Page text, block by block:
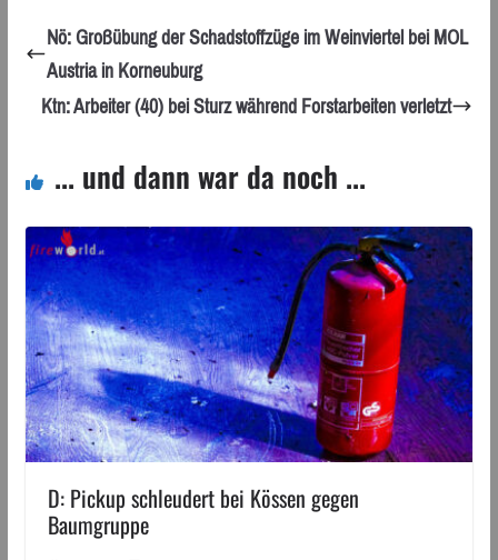
Nö: Großübung der Schadstoffzüge im Weinviertel bei MOL
Austria in Korneuburg
Ktn: Arbeiter (40) bei Sturz während Forstarbeiten verletzt
... und dann war da noch ...
D: Pickup schleudert bei Kössen gegen
Baumgruppe